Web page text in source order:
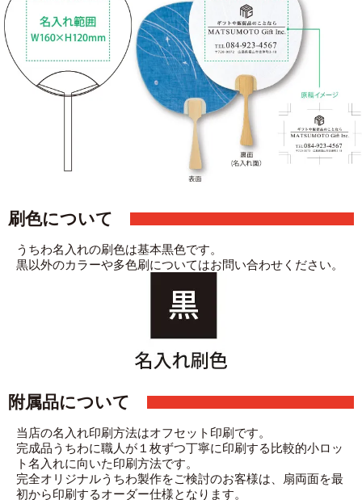
刷色について
うちわ名入れの刷色は基本黒色です。
黒以外のカラーや多色刷についてはお問い合わせください。
附属品について
当店の名入れ印刷方法はオフセット印刷です。
完成品うちわに職人が１枚ずつ丁寧に印刷する比較的小ロッ
ト名入れに向いた印刷方法です。
完全オリジナルうちわ製作をご検討のお客様は、扇両面を最
初から印刷するオーダー仕様となります。